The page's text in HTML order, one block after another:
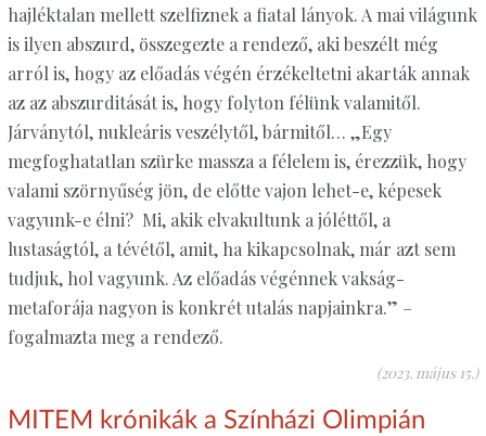
hajléktalan mellett szelfiznek a fiatal lányok. A mai világunk
is ilyen abszurd, összegezte a rendező, aki beszélt még
arról is, hogy az előadás végén érzékeltetni akarták annak
az az abszurditását is, hogy folyton félünk valamitől.
Járványtól, nukleáris veszélytől, bármitől… „Egy
megfoghatatlan szürke massza a félelem is, érezzük, hogy
valami szörnyűség jön, de előtte vajon lehet-e, képesek
vagyunk-e élni? Mi, akik elvakultunk a jóléttől, a
lustaságtól, a tévétől, amit, ha kikapcsolnak, már azt sem
tudjuk, hol vagyunk. Az előadás végénnek vakság-
metaforája nagyon is konkrét utalás napjainkra.” –
fogalmazta meg a rendező.
(2023. május 15.)
MITEM krónikák a Színházi Olimpián